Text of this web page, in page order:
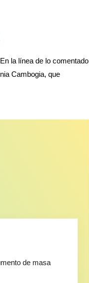
la línea de lo comentado
Cambogia, que
de masa